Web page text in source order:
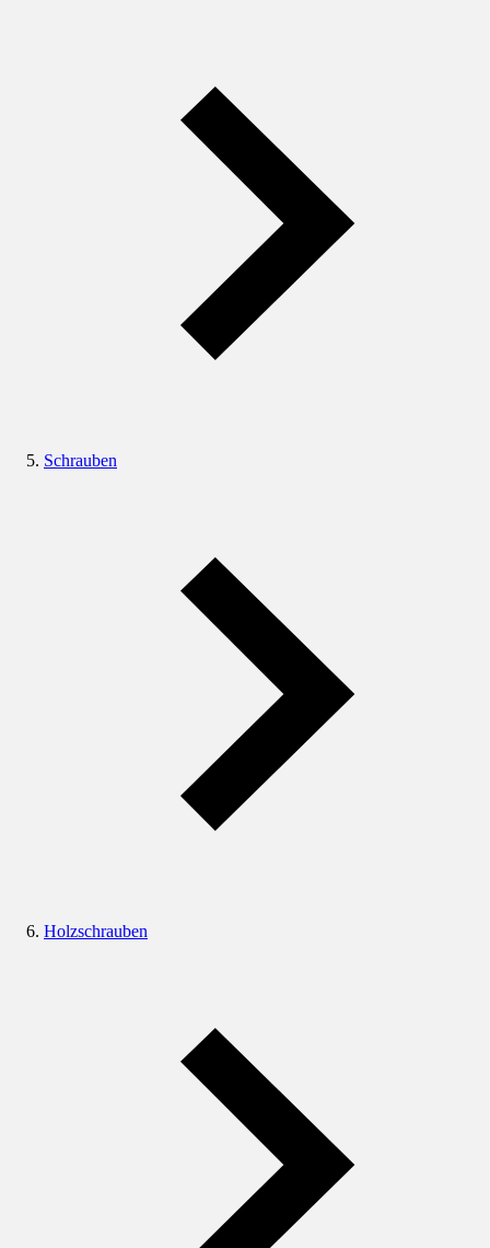
Schrauben
Holzschrauben